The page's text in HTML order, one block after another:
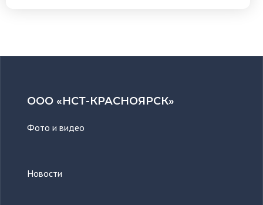
ООО «НСТ-КРАСНОЯРСК»
Фото и видео
Новости